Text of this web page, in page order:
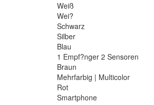
Weiß
Wei?
Schwarz
Silber
Blau
1 Empf?nger 2 Sensoren
Braun
Mehrfarbig | Multicolor
Rot
Smartphone